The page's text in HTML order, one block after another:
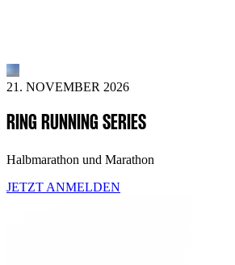
21. NOVEMBER 2026
RING RUNNING SERIES
Halbmarathon und Marathon
JETZT ANMELDEN